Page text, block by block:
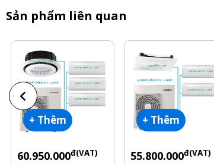
Sản phẩm liên quan
+ Thêm
60.950.000đ(VAT)
+ Thêm
55.800.000đ(VAT)